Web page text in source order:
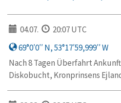
04.07.
20:07 UTC
69°0′0′′ N, 53°17′59,999′′ W
Nach 8 Tagen Überfahrt
Diskobucht, Kronprinsens